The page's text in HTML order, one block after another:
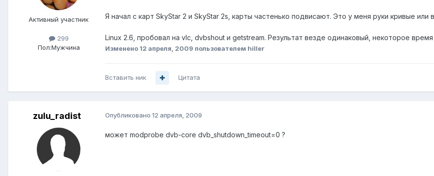
Активный участник
299
Пол:Мужчина
Я начал с карт SkyStar 2 и SkyStar 2s, карты частенько подвисают. Это у меня руки кривые или
Linux 2.6, пробовал на vlc, dvbshout и getstream. Результат везде одинаковый, некоторое
Изменено 12 апреля, 2009 пользователем hiller
Вставить ник Цитата
zulu_radist Опубликовано 12 апреля, 2009
может modprobe dvb-core dvb_shutdown_timeout=0 ?